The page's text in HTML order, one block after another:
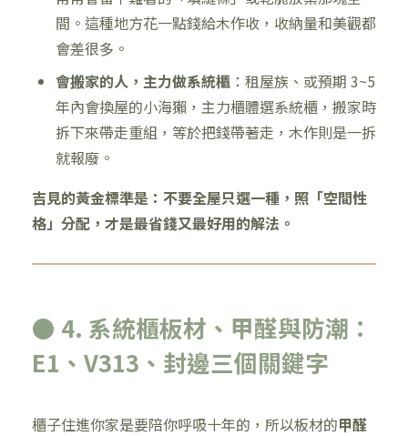
間。這種地方花一點錢給木作收，收納量和美觀都
會差很多。
會搬家的人，主力做系統櫃：租屋族、或預期 3~5
年內會換屋的小海獺，主力櫃體選系統櫃，搬家時
拆下來帶走重組，等於把錢帶著走，木作則是一拆
就報廢。
吉見的黃金標準是：不要全屋只選一種，照「空間性
格」分配，才是最省錢又最好用的解法。
● 4. 系統櫃板材、甲醛與防潮：
E1、V313、封邊三個關鍵字
櫃子住進你家是要陪你呼吸十年的，所以板材的甲醛